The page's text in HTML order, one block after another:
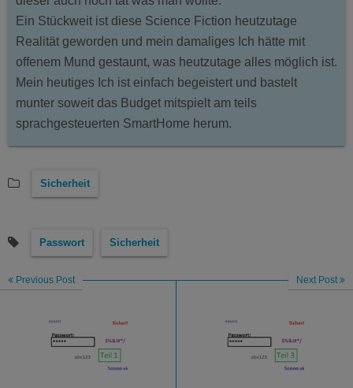
Ein Stückweit ist diese Science Fiction heutzutage
Realität geworden und mein damaliges Ich hätte mit
offenem Mund gestaunt, was heutzutage alles möglich ist.
Mein heutiges Ich ist einfach begeistert und bastelt
munter soweit das Budget mitspielt am teils
sprachgesteuerten SmartHome herum.
Sicherheit
Passwort Sicherheit
Previous Post Next Post